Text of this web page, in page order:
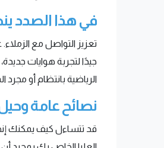
في هذا الصدد
تعزيز التواصل مع
جيدًا لتجربة هوايات
الرياضية بانتظام أو
نصائح عامة
قد تتساءل كيف يمكنك